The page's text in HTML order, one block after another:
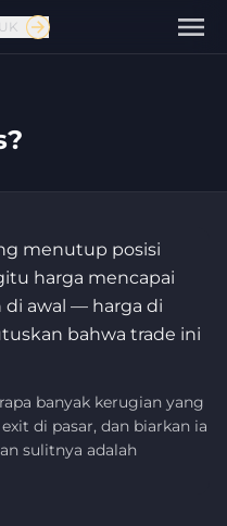
menutup posisi
harga mencapai
di awal — harga di
bahwa trade ini
banyak kerugian yang
di pasar, dan biarkan ia
sulitnya adalah